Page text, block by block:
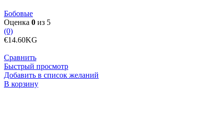
Бобовые
Оценка 0 из 5
(0)
€14.60KG
Сравнить
Быстрый просмотр
Добавить в список желаний
Количество
В корзину